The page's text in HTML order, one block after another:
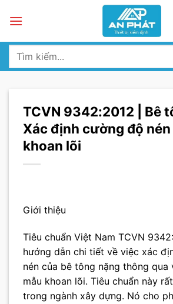
Tìm
TCVN 9342:2012 | Bê
Xác định cường độ
khoan lõi
Giới thiệu
Tiêu chuẩn Việt Nam TCVN
hướng dẫn chi tiết về việc xác
nén của bê tông nặng thông qua
mẫu khoan lõi. Tiêu chuẩn này
trong ngành xây dựng. Nó cho